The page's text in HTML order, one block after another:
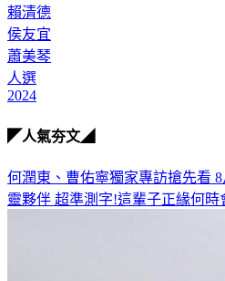
賴清德
侯友宜
蕭美琴
人選
2024
◤人氣夯文◢
何潤東、曹佑寧獨家專訪搶先看
靈夥伴 超準測字!這輩子正緣何時